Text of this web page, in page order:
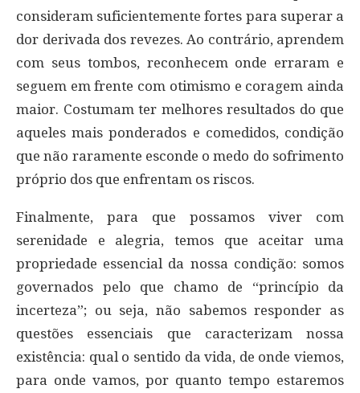
consideram suficientemente fortes para superar a
dor derivada dos revezes. Ao contrário, aprendem
com seus tombos, reconhecem onde erraram e
seguem em frente com otimismo e coragem ainda
maior. Costumam ter melhores resultados do que
aqueles mais ponderados e comedidos, condição
que não raramente esconde o medo do sofrimento
próprio dos que enfrentam os riscos.
Finalmente, para que possamos viver com
serenidade e alegria, temos que aceitar uma
propriedade essencial da nossa condição: somos
governados pelo que chamo de “princípio da
incerteza”; ou seja, não sabemos responder as
questões essenciais que caracterizam nossa
existência: qual o sentido da vida, de onde viemos,
para onde vamos, por quanto tempo estaremos